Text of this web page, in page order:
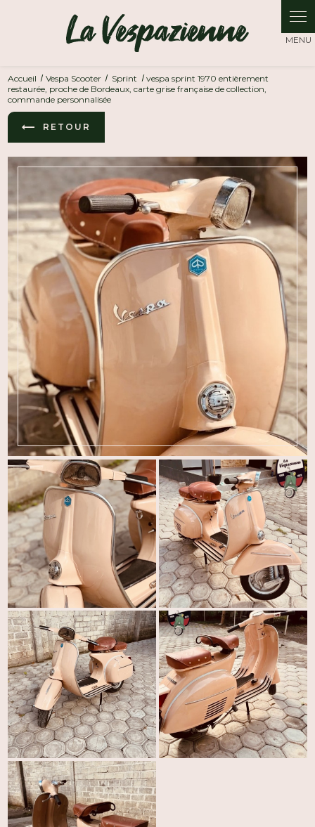
Accueil Vespa Scooter Sprint
vespa sprint 1970 entièrement
restaurée, proche de Bordeaux, carte grise française de collection,
commande personnalisée
RETOUR